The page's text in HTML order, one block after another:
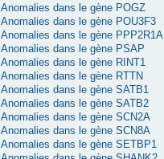
Anomalies dans le gène POGZ
Anomalies dans le gène POU3F3
Anomalies dans le gène PPP2R1A
Anomalies dans le gène PSAP
Anomalies dans le gène RINT1
Anomalies dans le gène RTTN
Anomalies dans le gène SATB1
Anomalies dans le gène SATB2
Anomalies dans le gène SCN2A
Anomalies dans le gène SCN8A
Anomalies dans le gène SETBP1